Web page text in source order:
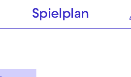
springen
Spielplan